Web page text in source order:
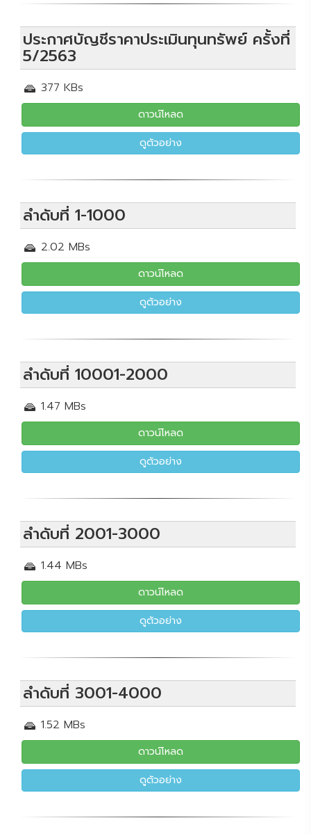
ประกาศบัญชีราคาประเมินทุนทรัพย์ ครั้งที่
5/2563
377 KBs
ดาวน์โหลด
ดูตัวอย่าง
ลำดับที่ 1-1000
2.02 MBs
ดาวน์โหลด
ดูตัวอย่าง
ลำดับที่ 10001-2000
1.47 MBs
ดาวน์โหลด
ดูตัวอย่าง
ลำดับที่ 2001-3000
1.44 MBs
ดาวน์โหลด
ดูตัวอย่าง
ลำดับที่ 3001-4000
1.52 MBs
ดาวน์โหลด
ดูตัวอย่าง